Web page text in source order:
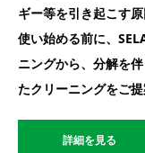
ギー等を引き起こす原
使い始める前に、
ニングから、分解を
たクリーニングをご提
詳細を見る